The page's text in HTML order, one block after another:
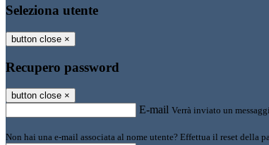
Seleziona utente
button close ×
Recupero password
button close ×
E-mail Verrà inviato un
Non hai una e-mail associata al nome utente? Effettua il reset della